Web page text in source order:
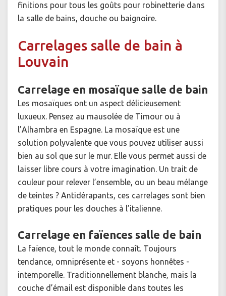
finitions pour tous les goûts pour robinetterie dans
la salle de bains, douche ou baignoire.
Carrelages salle de bain à
Louvain
Carrelage en mosaïque salle de bain
Les mosaïques ont un aspect délicieusement
luxueux. Pensez au mausolée de Timour ou à
l’Alhambra en Espagne. La mosaïque est une
solution polyvalente que vous pouvez utiliser aussi
bien au sol que sur le mur. Elle vous permet aussi de
laisser libre cours à votre imagination. Un trait de
couleur pour relever l’ensemble, ou un beau mélange
de teintes ? Antidérapants, ces carrelages sont bien
pratiques pour les douches à l’italienne.
Carrelage en faïences salle de bain
La faïence, tout le monde connaît. Toujours
tendance, omniprésente et - soyons honnêtes -
intemporelle. Traditionnellement blanche, mais la
couche d’émail est disponible dans toutes les